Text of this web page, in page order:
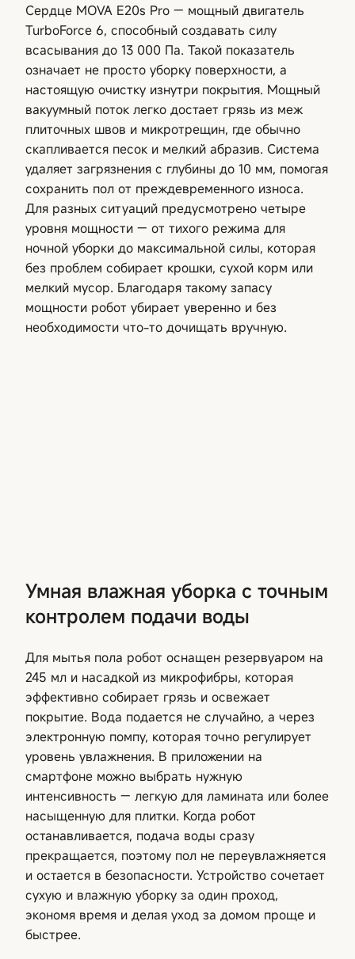
Сердце MOVA E20s Pro — мощный двигатель
TurboForce 6, способный создавать силу
всасывания до 13 000 Па. Такой показатель
означает не просто уборку поверхности, а
настоящую очистку изнутри покрытия. Мощный
вакуумный поток легко достает грязь из меж
плиточных швов и микротрещин, где обычно
скапливается песок и мелкий абразив. Система
удаляет загрязнения с глубины до 10 мм, помогая
сохранить пол от преждевременного износа.
Для разных ситуаций предусмотрено четыре
уровня мощности — от тихого режима для
ночной уборки до максимальной силы, которая
без проблем собирает крошки, сухой корм или
мелкий мусор. Благодаря такому запасу
мощности робот убирает уверенно и без
необходимости что-то дочищать вручную.
Умная влажная уборка с точным
контролем подачи воды
Для мытья пола робот оснащен резервуаром на
245 мл и насадкой из микрофибры, которая
эффективно собирает грязь и освежает
покрытие. Вода подается не случайно, а через
электронную помпу, которая точно регулирует
уровень увлажнения. В приложении на
смартфоне можно выбрать нужную
интенсивность — легкую для ламината или более
насыщенную для плитки. Когда робот
останавливается, подача воды сразу
прекращается, поэтому пол не переувлажняется
и остается в безопасности. Устройство сочетает
сухую и влажную уборку за один проход,
экономя время и делая уход за домом проще и
быстрее.